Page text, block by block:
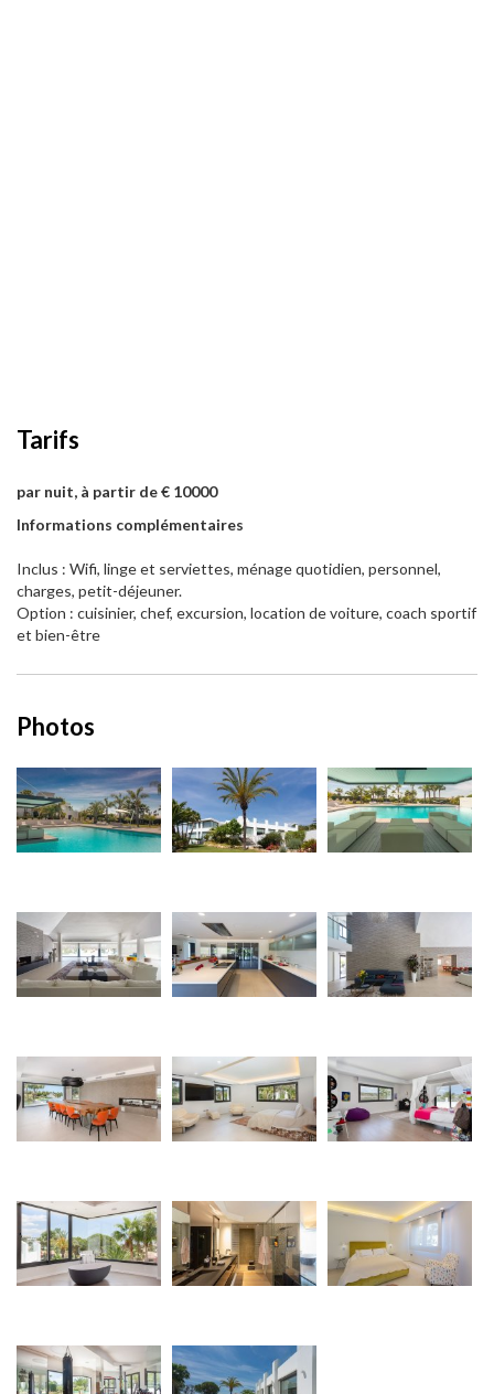
Tarifs
par nuit, à partir de € 10000
Informations complémentaires
Inclus : Wifi, linge et serviettes, ménage quotidien, personnel,
charges, petit-déjeuner.
Option : cuisinier, chef, excursion, location de voiture, coach sportif
et bien-être
Photos